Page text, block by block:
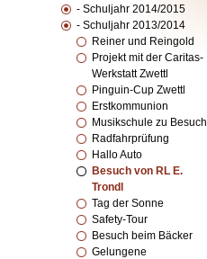
- Schuljahr 2014/2015
- Schuljahr 2013/2014
Reiner und Reingold
Projekt mit der Caritas-
Werkstatt Zwettl
Pinguin-Cup Zwettl
Erstkommunion
Musikschule zu Besuch
Radfahrprüfung
Hallo Auto
Besuch von RL E.
Trondl
Tag der Sonne
Safety-Tour
Besuch beim Bäcker
Gelungene